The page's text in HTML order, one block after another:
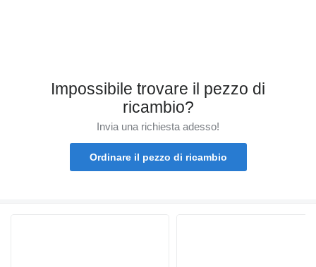
Impossibile trovare il pezzo di
ricambio?
Invia una richiesta adesso!
Ordinare il pezzo di ricambio